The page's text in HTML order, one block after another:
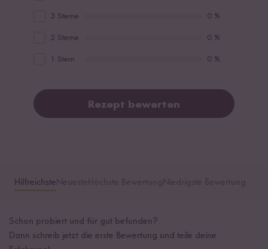
3 Sterne 0 %
2 Sterne 0 %
1 Stern 0 %
Rezept bewerten
Hilfreichste
Schon probiert und für gut befunden?
Dann schreib jetzt die erste Bewertung und teile deine